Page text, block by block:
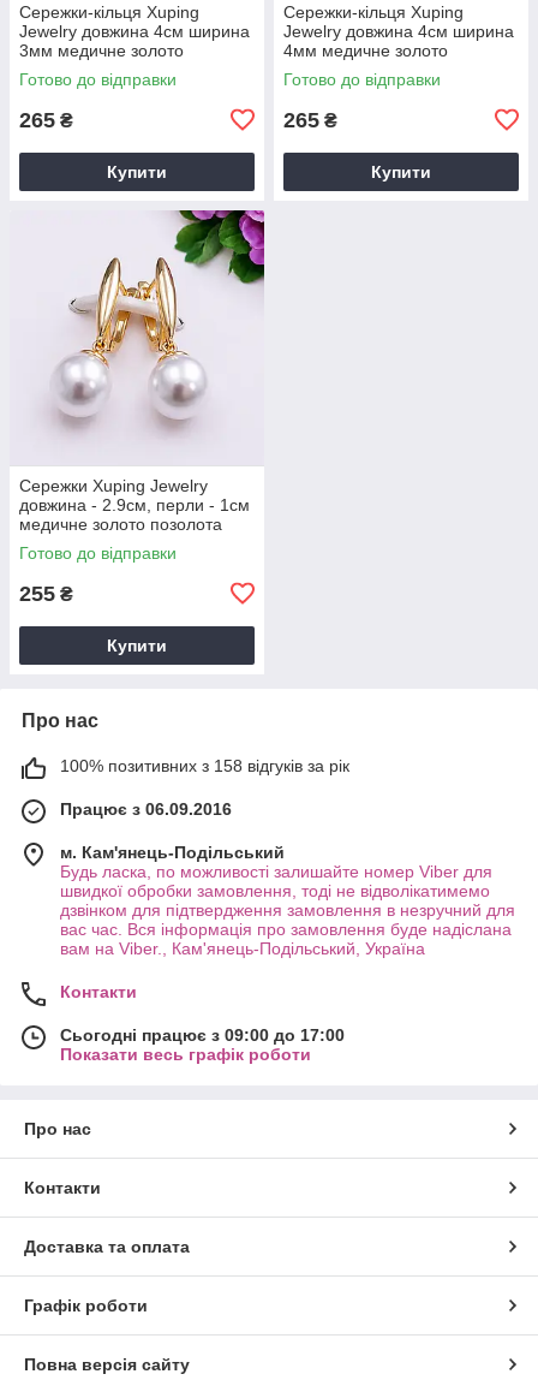
Сережки-кільця Xuping
Jewelry довжина 4см ширина
3мм медичне золото
позолота 18К с1705
Готово до відправки
265 ₴
Купити
Сережки-кільця Xuping
Jewelry довжина 4см ширина
4мм медичне золото
позолота 18К с1704
Готово до відправки
265 ₴
Купити
Сережки Xuping Jewelry
довжина - 2.9см, перли - 1см
медичне золото позолота
18К с1703
Готово до відправки
255 ₴
Купити
Про нас
100% позитивних з 158 відгуків за рік
Працює з 06.09.2016
м. Кам'янець-Подільський
Будь ласка, по можливості залишайте номер Viber для
швидкої обробки замовлення, тоді не відволікатимемо
дзвінком для підтвердження замовлення в незручний для
вас час. Вся інформація про замовлення буде надіслана
вам на Viber., Кам'янець-Подільський, Україна
Контакти
Сьогодні працює з 09:00 до 17:00
Показати весь графік роботи
Про нас
Контакти
Доставка та оплата
Графік роботи
Повна версія сайту